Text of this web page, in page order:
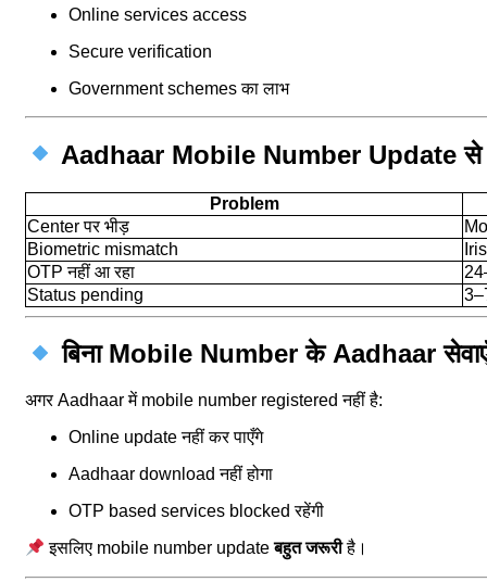
Online services access
Secure verification
Government schemes का लाभ
Aadhaar Mobile Number Update
Problem
Center पर भीड़
Biometric mismatch
OTP नहीं आ रहा
Status pending
बिना Mobile Number के Aadhaar
अगर Aadhaar में mobile number registered नहीं है:
Online update नहीं कर पाएँगे
Aadhaar download नहीं होगा
OTP based services blocked रहेंगी
इसलिए mobile number updateबहुत जरूरीहै।